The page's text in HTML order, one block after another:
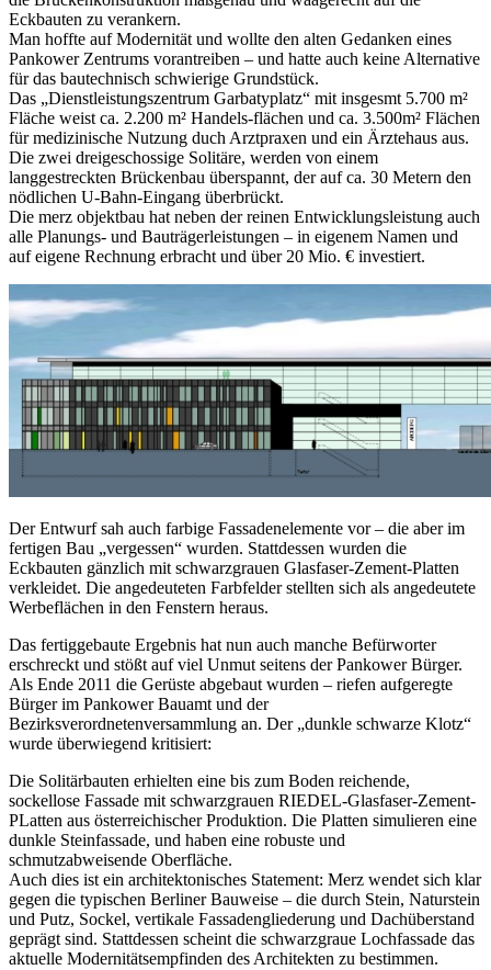
Eckbauten zu verankern.
Man hoffte auf Modernität und wollte den alten Gedanken eines
Pankower Zentrums vorantreiben – und hatte auch keine Alternative
für das bautechnisch schwierige Grundstück.
Das „Dienstleistungszentrum Garbatyplatz“ mit insgesmt 5.700 m²
Fläche weist ca. 2.200 m² Handels-flächen und ca. 3.500m² Flächen
für medizinische Nutzung duch Arztpraxen und ein Ärztehaus aus.
Die zwei dreigeschossige Solitäre, werden von einem
langgestreckten Brückenbau überspannt, der auf ca. 30 Metern den
nödlichen U-Bahn-Eingang überbrückt.
Die merz objektbau hat neben der reinen Entwicklungsleistung auch
alle Planungs- und Bauträgerleistungen – in eigenem Namen und
auf eigene Rechnung erbracht und über 20 Mio. € investiert.
Der Entwurf sah auch farbige Fassadenelemente vor – die aber im
fertigen Bau „vergessen“ wurden. Stattdessen wurden die
Eckbauten gänzlich mit schwarzgrauen Glasfaser-Zement-Platten
verkleidet. Die angedeuteten Farbfelder stellten sich als angedeutete
Werbeflächen in den Fenstern heraus.
Das fertiggebaute Ergebnis hat nun auch manche Befürworter
erschreckt und stößt auf viel Unmut seitens der Pankower Bürger.
Als Ende 2011 die Gerüste abgebaut wurden – riefen aufgeregte
Bürger im Pankower Bauamt und der
Bezirksverordnetenversammlung an. Der „dunkle schwarze Klotz“
wurde überwiegend kritisiert:
Die Solitärbauten erhielten eine bis zum Boden reichende,
sockellose Fassade mit schwarzgrauen RIEDEL-Glasfaser-Zement-
PLatten aus österreichischer Produktion. Die Platten simulieren eine
dunkle Steinfassade, und haben eine robuste und
schmutzabweisende Oberfläche.
Auch dies ist ein architektonisches Statement: Merz wendet sich klar
gegen die typischen Berliner Bauweise – die durch Stein, Naturstein
und Putz, Sockel, vertikale Fassadengliederung und Dachüberstand
geprägt sind. Stattdessen scheint die schwarzgraue Lochfassade das
aktuelle Modernitätsempfinden des Architekten zu bestimmen.